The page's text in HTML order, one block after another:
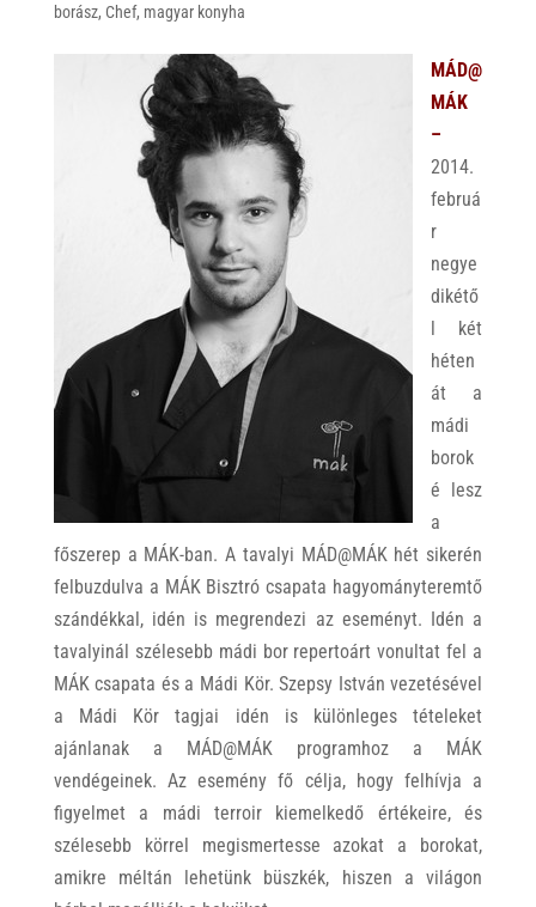
A
o
k
borász, Chef, magyar konyha
MÁD@
MÁK
–
2014.
februá
r
negye
dikétő
l két
héten
át a
mádi
borok
é lesz
a
főszerep a MÁK-ban. A tavalyi MÁD@MÁK hét sikerén
felbuzdulva a MÁK Bisztró csapata hagyományteremtő
szándékkal, idén is megrendezi az eseményt. Idén a
tavalyinál szélesebb mádi bor repertoárt vonultat fel a
MÁK csapata és a Mádi Kör. Szepsy István vezetésével
a Mádi Kör tagjai idén is különleges tételeket
ajánlanak a MÁD@MÁK programhoz a MÁK
vendégeinek. Az esemény fő célja, hogy felhívja a
figyelmet a mádi terroir kiemelkedő értékeire, és
szélesebb körrel megismertesse azokat a borokat,
amikre méltán lehetünk büszkék, hiszen a világon